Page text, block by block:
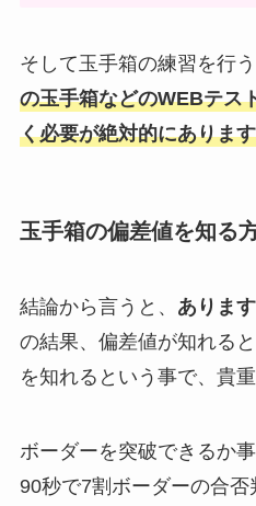
そして玉手箱の練習を行
の玉手箱などのWEBテス
く必要が絶対的にあります
玉手箱の偏差値を知る
結論から言うと、 あります
の結果、偏差値が知れる
を知れるという事で、貴重
ボーダーを突破できるか
90秒で7割ボーダーの合